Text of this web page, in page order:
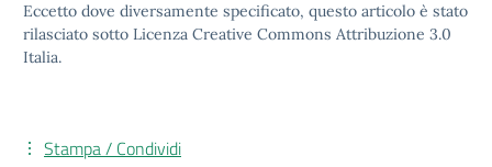
Eccetto dove diversamente specificato, questo articolo è stato
rilasciato sotto Licenza Creative Commons Attribuzione 3.0
Italia.
Stampa / Condividi